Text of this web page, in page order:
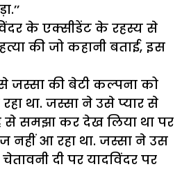
के एक्सीडेंट के रहस्य से
की जो कहानी बताई, इस
जस्सा की बेटी कल्पना को
था. जस्सा ने उसे प्यार से
समझा कर देख लिया था पर
नहीं आ रहा था. जस्सा ने उस
दी पर यादविंदर पर